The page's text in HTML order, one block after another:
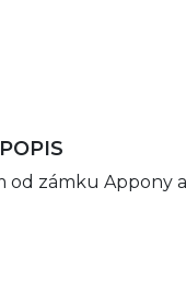
od zámku Appony